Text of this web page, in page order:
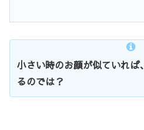
小さい時のお顔が似ていれば
るのでは？